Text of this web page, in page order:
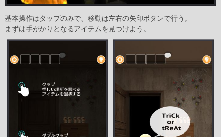
基本操作はタップのみで、移動は左右の矢印ボタンで行う。
まずは手がかりとなるアイテムを見つけよう。